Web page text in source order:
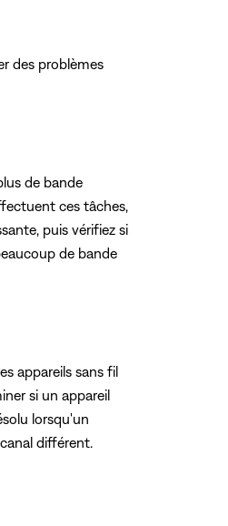
des problèmes
de bande
ces tâches,
puis vérifiez si
de bande
appareils sans fil
si un appareil
lorsqu'un
différent.